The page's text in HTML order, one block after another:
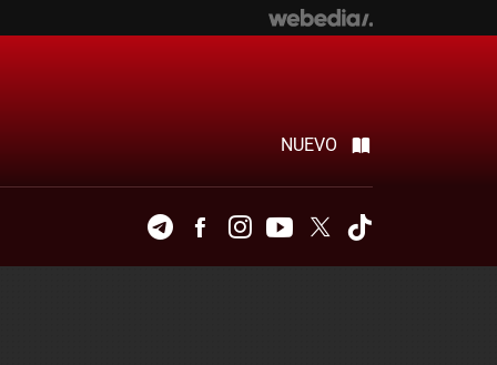
NUEVO
TelegramFacebookInstagramYoutubeTwitter